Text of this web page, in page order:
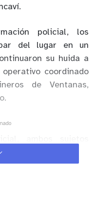
policial, los
del lugar en un
su huida a
coordinado
de Ventanas,
a disposición del
el procedimiento
logró recuperar la